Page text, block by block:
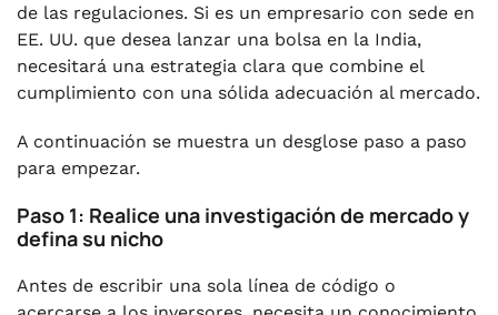
de las regulaciones. Si es un empresario con sede en
EE. UU. que desea lanzar una bolsa en la India,
necesitará una estrategia clara que combine el
cumplimiento con una sólida adecuación al mercado.
A continuación se muestra un desglose paso a paso
para empezar.
Paso 1: Realice una investigación de mercado y
defina su nicho
Antes de escribir una sola línea de código o